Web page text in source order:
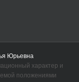
Юрьевна
характер и
положениями